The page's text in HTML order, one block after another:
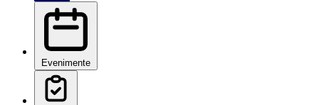
Evenimente